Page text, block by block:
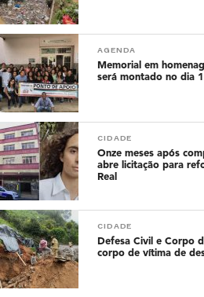
AGENDA
Memorial em
será montado no dia
CIDADE
Onze meses após
abre licitação para
Real
CIDADE
Defesa Civil e Corpo
corpo de vítima de